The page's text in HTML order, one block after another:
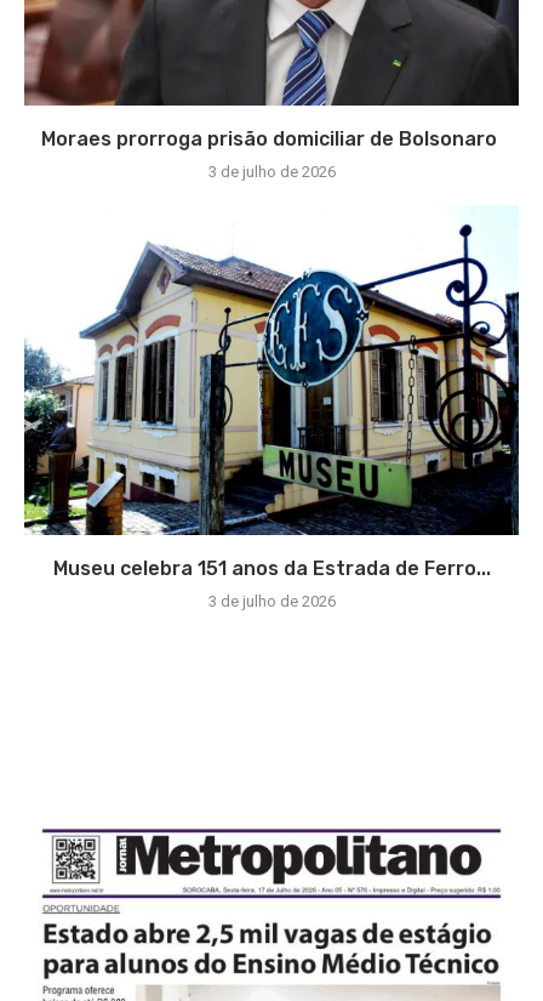
Moraes prorroga prisão domiciliar de Bolsonaro
3 de julho de 2026
Museu celebra 151 anos da Estrada de Ferro...
3 de julho de 2026